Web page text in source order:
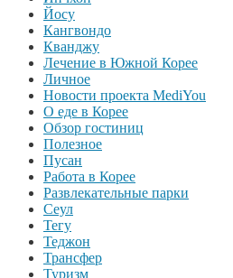
Йосу
Кангвондо
Кванджу
Лечение в Южной Корее
Личное
Новости проекта MediYou
О еде в Корее
Обзор гостиниц
Полезное
Пусан
Работа в Корее
Развлекательные парки
Сеул
Тегу
Теджон
Трансфер
Туризм